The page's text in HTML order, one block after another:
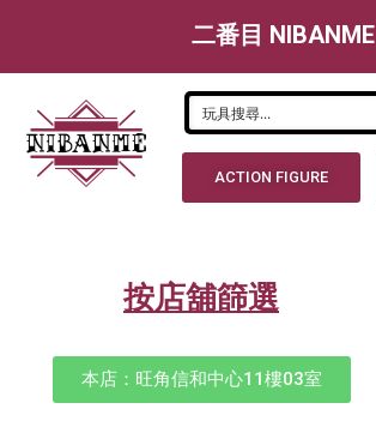
二番目 NIBANME
ACTION FIGURE
按店舖篩選
本店：旺角信和中心11樓03室